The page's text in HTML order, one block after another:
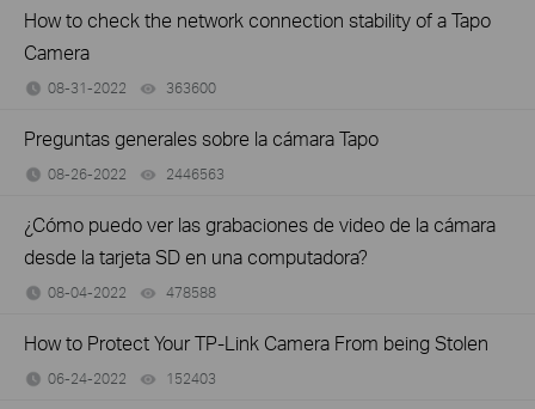
How to check the network connection stability of a Tapo
Camera
08-31-2022 363600
Preguntas generales sobre la cámara Tapo
08-26-2022 2446563
¿Cómo puedo ver las grabaciones de video de la cámara
desde la tarjeta SD en una computadora?
08-04-2022 478588
How to Protect Your TP-Link Camera From being Stolen
06-24-2022 152403